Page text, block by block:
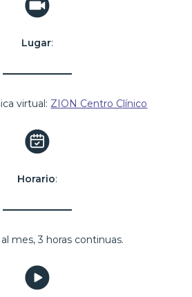
Lugar:
virtual: ZION Centro Clínico
Horario:
mes, 3 horas continuas.